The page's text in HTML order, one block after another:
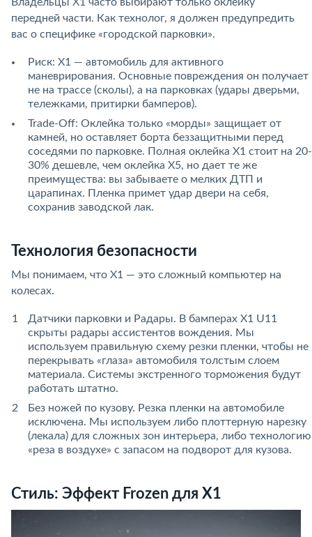
передней части. Как технолог, я должен предупредить
вас о специфике «городской парковки».
Риск: X1 — автомобиль для активного
маневрирования. Основные повреждения он получает
не на трассе (сколы), а на парковках (удары дверьми,
тележками, притирки бамперов).
Trade-Off: Оклейка только «морды» защищает от
камней, но оставляет борта беззащитными перед
соседями по парковке. Полная оклейка X1 стоит на 20-
30% дешевле, чем оклейка X5, но дает те же
преимущества: вы забываете о мелких ДТП и
царапинах. Пленка примет удар двери на себя,
сохранив заводской лак.
Технология безопасности
Мы понимаем, что X1 — это сложный компьютер на
колесах.
Датчики парковки и Радары. В бамперах X1 U11
скрыты радары ассистентов вождения. Мы
используем правильную схему резки пленки, чтобы не
перекрывать «глаза» автомобиля толстым слоем
материала. Системы экстренного торможения будут
работать штатно.
Без ножей по кузову. Резка пленки на автомобиле
исключена. Мы используем либо плоттерную нарезку
(лекала) для сложных зон интерьера, либо технологию
«реза в воздухе» с запасом на подворот для кузова.
Стиль: Эффект Frozen для X1